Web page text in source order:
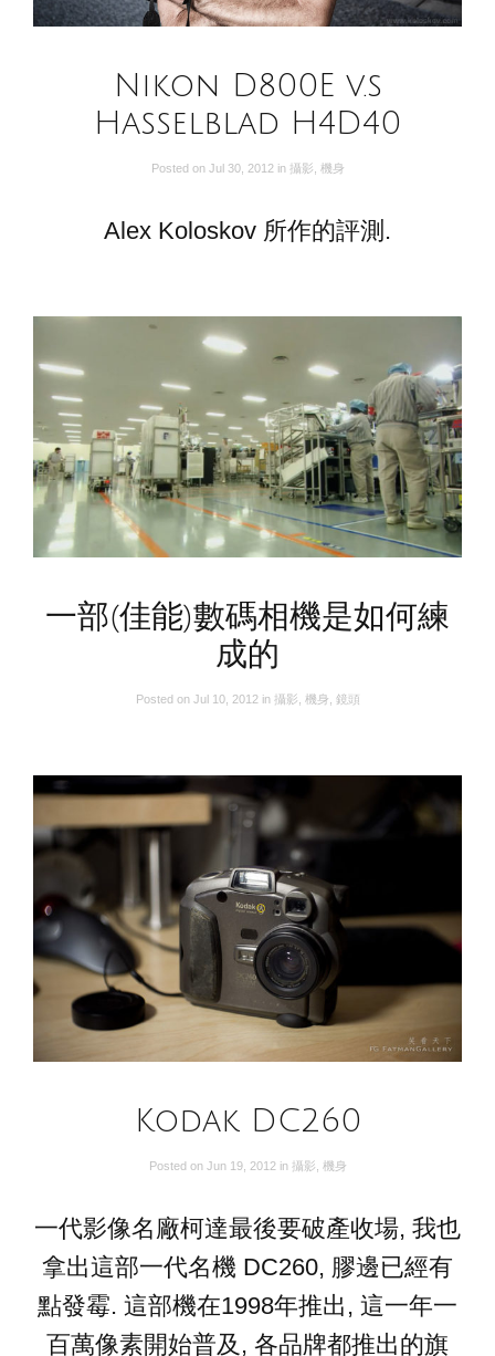
Nikon D800E v.s
Hasselblad H4D40
Posted on Jul 30, 2012 in 攝影 機身
Alex Koloskov 所作的評測.
一部(佳能)數碼相機是如何練
成的
Posted on Jul 10, 2012 in 攝影 機身 鏡頭
Kodak DC260
Posted on Jun 19, 2012 in 攝影 機身
一代影像名廠柯達最後要破產收場, 我也
拿出這部一代名機 DC260, 膠邊已經有
點發霉. 這部機在1998年推出, 這一年一
百萬像素開始普及, 各品牌都推出的旗